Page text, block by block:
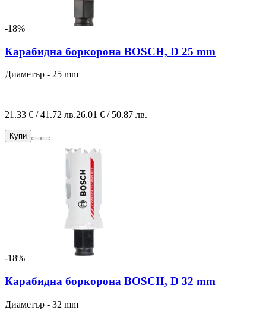
-18%
Карабидна боркорона BOSCH, D 25 mm
Диаметър - 25 mm
21.33 € / 41.72 лв.26.01 € / 50.87 лв.
Купи
-18%
Карабидна боркорона BOSCH, D 32 mm
Диаметър - 32 mm